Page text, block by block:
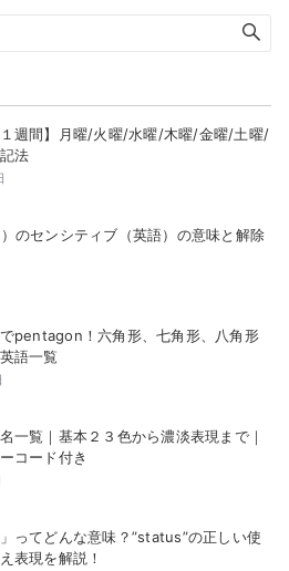
１週間】月曜/火曜/水曜/木曜/金曜/土曜/
法
のセンシティブ（英語）の意味と解除
pentagon！六角形、七角形、八角形
語一覧
一覧｜基本２３色から濃淡表現まで｜
コード付き
」ってどんな意味？”status”の正しい使
表現を解説！